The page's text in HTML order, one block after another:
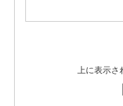
上に表示さ